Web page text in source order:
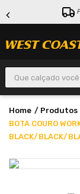
Que calçado você
Produtos
BOTA COURO
BLACK/BLACK/